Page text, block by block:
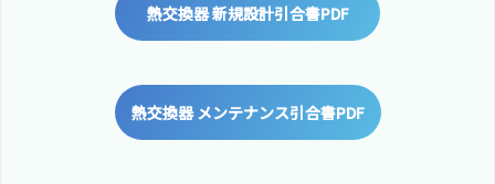
熱交換器 新規設計引合書PDF
熱交換器 メンテナンス引合書PDF